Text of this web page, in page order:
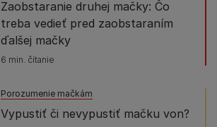
Zaobstaranie druhej mačky: Čo
treba vedieť pred zaobstaraním
ďalšej mačky
6 min. čítanie
Porozumenie mačkám
Vypustiť či nevypustiť mačku von?